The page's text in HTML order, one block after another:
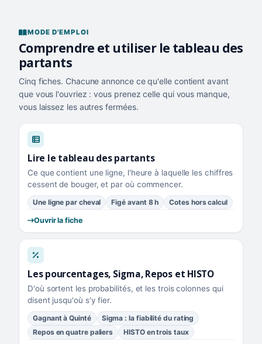
MODE D'EMPLOI
Comprendre et utiliser le tableau des
partants
Cinq fiches. Chacune annonce ce qu'elle contient avant
que vous l'ouvriez : vous prenez celle qui vous manque,
vous laissez les autres fermées.
Lire le tableau des partants
Ce que contient une ligne, l'heure à laquelle les chiffres
cessent de bouger, et par où commencer.
Une ligne par cheval Figé avant 8 h Cotes hors calcul
Ouvrir la fiche
Les pourcentages, Sigma, Repos et HISTO
D'où sortent les probabilités, et les trois colonnes qui
disent jusqu'où s'y fier.
Gagnant à Quinté
Sigma : la fiabilité du rating
Repos en quatre paliers
HISTO en trois taux